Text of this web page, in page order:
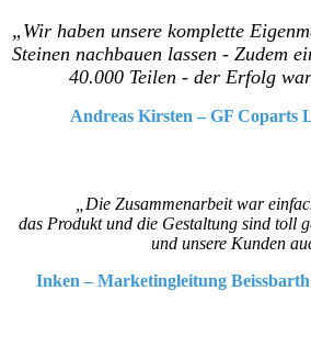
„Wir haben unsere komplette
Steinen nachbauen lassen - Zudem
40.000 Teilen - der Erfolg
Andreas Kirsten –GF Coparts
„Die Zusammenarbeit war
das Produkt und die Gestaltung sind toll
und unsere Kunden
Inken – Marketingleitung